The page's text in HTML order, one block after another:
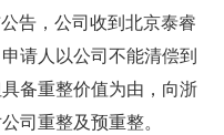
告，公司收到北京泰睿
请人以公司不能清偿到
备重整价值为由，向浙
司重整及预重整。